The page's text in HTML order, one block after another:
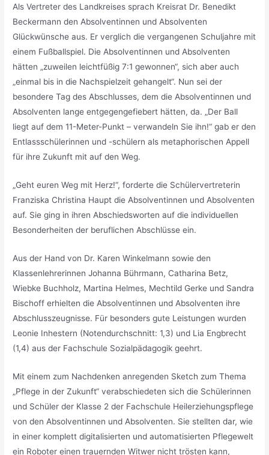
Als Vertreter des Landkreises sprach Kreisrat Dr. Benedikt
Beckermann den Absolventinnen und Absolventen
Glückwünsche aus. Er verglich die vergangenen Schuljahre mit
einem Fußballspiel. Die Absolventinnen und Absolventen
hätten „zuweilen leichtfüßig 7:1 gewonnen“, sich aber auch
„einmal bis in die Nachspielzeit gehangelt“. Nun sei der
besondere Tag des Abschlusses, dem die Absolventinnen und
Absolventen lange entgegengefiebert hätten, da. „Der Ball
liegt auf dem 11-Meter-Punkt – verwandeln Sie ihn!“ gab er den
Entlassschülerinnen und -schülern als metaphorischen Appell
für ihre Zukunft mit auf den Weg.
„Geht euren Weg mit Herz!“, forderte die Schülervertreterin
Franziska Christina Haupt die Absolventinnen und Absolventen
auf. Sie ging in ihren Abschiedsworten auf die individuellen
Besonderheiten der beruflichen Abschlüsse ein.
Aus der Hand von Dr. Karen Winkelmann sowie den
Klassenlehrerinnen Johanna Bührmann, Catharina Betz,
Wiebke Buchholz, Martina Helmes, Mechtild Gerke und Sandra
Bischoff erhielten die Absolventinnen und Absolventen ihre
Abschlusszeugnisse. Für besonders gute Leistungen wurden
Leonie Inhestern (Notendurchschnitt: 1,3) und Lia Engbrecht
(1,4) aus der Fachschule Sozialpädagogik geehrt.
Mit einem zum Nachdenken anregenden Sketch zum Thema
„Pflege in der Zukunft“ verabschiedeten sich die Schülerinnen
und Schüler der Klasse 2 der Fachschule Heilerziehungspflege
von den Absolventinnen und Absolventen. Sie stellten dar, wie
in einer komplett digitalisierten und automatisierten Pflegewelt
ein Roboter einen trauernden Witwer nicht trösten kann,